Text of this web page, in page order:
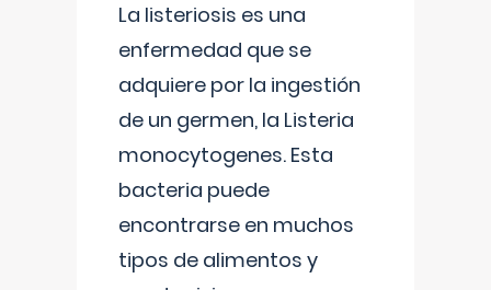
La listeriosis es una
enfermedad que se
adquiere por la ingestión
de un germen, la Listeria
monocytogenes. Esta
bacteria puede
encontrarse en muchos
tipos de alimentos y